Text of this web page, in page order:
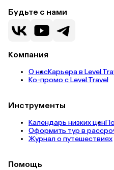
Будьте с нами
Компания
О насКарьера в
Ко-промо с Level.Travel
Инструменты
Календарь низких цен
Оформить тур в
Журнал о путешествиях
Помощь